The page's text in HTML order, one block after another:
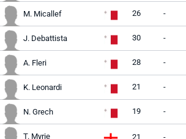
M. Micallef 26 -
J. Debattista 30 -
A. Fleri 28 -
K. Leonardi 21 -
N. Grech 19 -
T. Myrie 21 -